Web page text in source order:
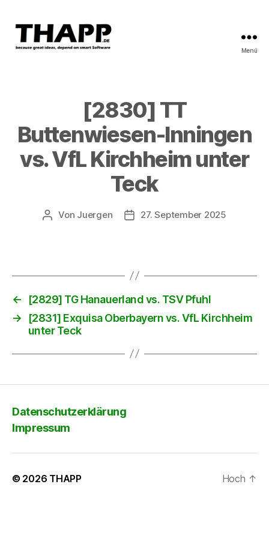
Menü
[2830] TT
Buttenwiesen-Inningen
vs. VfL Kirchheim unter
Teck
Beitragsautor
Von Juergen Beitragsdatum
27. September 2025
←
[2829] TG Hanauerland vs. TSV Pfuhl
→
[2831] Exquisa Oberbayern vs. VfL Kirchheim
unter Teck
Datenschutzerklärung
Impressum
© 2026 THAPP Hoch ↑